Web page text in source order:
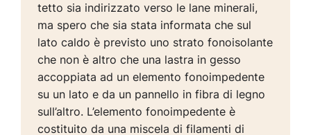
tetto sia indirizzato verso le lane minerali,
ma spero che sia stata informata che sul
lato caldo è previsto uno strato fonoisolante
che non è altro che una lastra in gesso
accoppiata ad un elemento fonoimpedente
su un lato e da un pannello in fibra di legno
sull’altro. L’elemento fonoimpedente è
costituito da una miscela di filamenti di